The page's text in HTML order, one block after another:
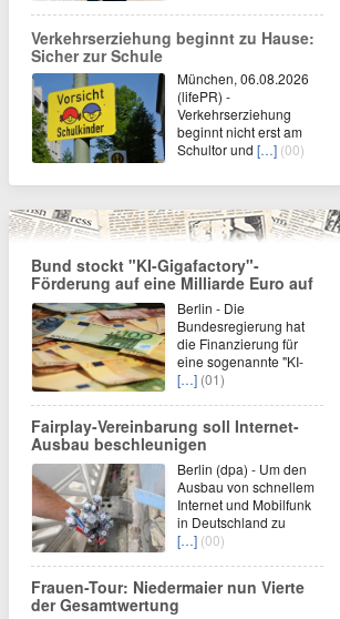
Verkehrserziehung beginnt zu Hause:
Sicher zur Schule
München, 06.08.2026
(lifePR) -
Verkehrserziehung
beginnt nicht erst am
Schultor und […] (00)
Bund stockt "KI-Gigafactory"-
Förderung auf eine Milliarde Euro auf
Berlin - Die
Bundesregierung hat
die Finanzierung für
eine sogenannte "KI-
[…] (01)
Fairplay-Vereinbarung soll Internet-
Ausbau beschleunigen
Berlin (dpa) - Um den
Ausbau von schnellem
Internet und Mobilfunk
in Deutschland zu
[…] (00)
Frauen-Tour: Niedermaier nun Vierte
der Gesamtwertung